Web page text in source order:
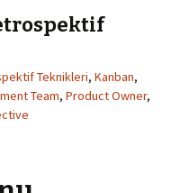
Teknikleri, Kanban,
Team, Product Owner,